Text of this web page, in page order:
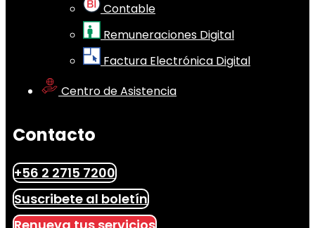
Contable
Remuneraciones Digital
Factura Electrónica Digital
Centro de Asistencia
Contacto
+56 2 2715 7200
Suscribete al boletín